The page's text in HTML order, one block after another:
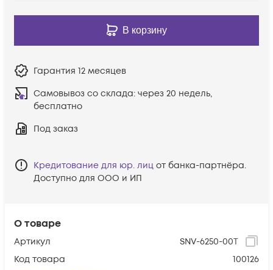
О товаре
Артикул
SNV-6250-00T
Код товара
100126
В корзину
Гарантия 12 месяцев
Самовывоз со склада: через 20 недель,
бесплатно
Под заказ
Кредитование для юр. лиц от банка-партнёра.
Доступно для ООО и ИП